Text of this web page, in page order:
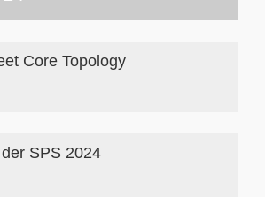
Core Topology
SPS 2024